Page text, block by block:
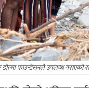
फाउन्डेसनले उपलव्ध गराएको